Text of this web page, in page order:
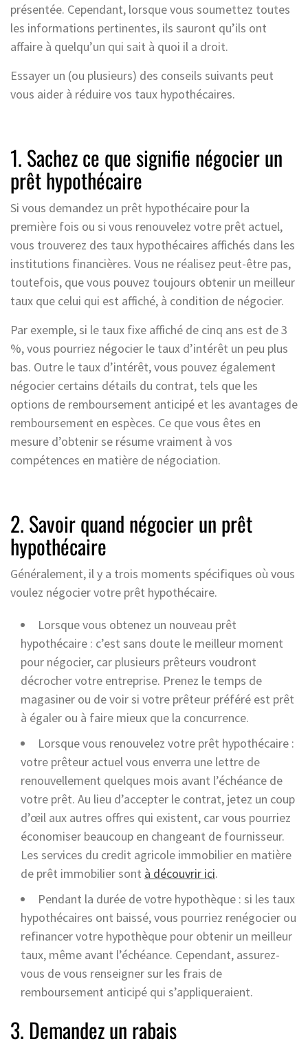
présentée. Cependant, lorsque vous soumettez toutes
les informations pertinentes, ils sauront qu’ils ont
affaire à quelqu’un qui sait à quoi il a droit.
Essayer un (ou plusieurs) des conseils suivants peut
vous aider à réduire vos taux hypothécaires.
1. Sachez ce que signifie négocier un
prêt hypothécaire
Si vous demandez un prêt hypothécaire pour la
première fois ou si vous renouvelez votre prêt actuel,
vous trouverez des taux hypothécaires affichés dans les
institutions financières. Vous ne réalisez peut-être pas,
toutefois, que vous pouvez toujours obtenir un meilleur
taux que celui qui est affiché, à condition de négocier.
Par exemple, si le taux fixe affiché de cinq ans est de 3
%, vous pourriez négocier le taux d’intérêt un peu plus
bas. Outre le taux d’intérêt, vous pouvez également
négocier certains détails du contrat, tels que les
options de remboursement anticipé et les avantages de
remboursement en espèces. Ce que vous êtes en
mesure d’obtenir se résume vraiment à vos
compétences en matière de négociation.
2. Savoir quand négocier un prêt
hypothécaire
Généralement, il y a trois moments spécifiques où vous
voulez négocier votre prêt hypothécaire.
Lorsque vous obtenez un nouveau prêt
hypothécaire : c’est sans doute le meilleur moment
pour négocier, car plusieurs prêteurs voudront
décrocher votre entreprise. Prenez le temps de
magasiner ou de voir si votre prêteur préféré est prêt
à égaler ou à faire mieux que la concurrence.
Lorsque vous renouvelez votre prêt hypothécaire :
votre prêteur actuel vous enverra une lettre de
renouvellement quelques mois avant l’échéance de
votre prêt. Au lieu d’accepter le contrat, jetez un coup
d’œil aux autres offres qui existent, car vous pourriez
économiser beaucoup en changeant de fournisseur.
Les services du credit agricole immobilier en matière
de prêt immobilier sont à découvrir ici.
Pendant la durée de votre hypothèque : si les taux
hypothécaires ont baissé, vous pourriez renégocier ou
refinancer votre hypothèque pour obtenir un meilleur
taux, même avant l’échéance. Cependant, assurez-
vous de vous renseigner sur les frais de
remboursement anticipé qui s’appliqueraient.
3. Demandez un rabais